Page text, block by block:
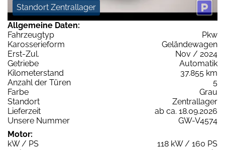
Standort Zentrallager
Allgemeine Daten:
Fahrzeugtyp
Pkw
Karosserieform
Geländewagen
Erst-Zul.
Nov / 2024
Getriebe
Automatik
Kilometerstand
37.855 km
Anzahl der Türen
5
Farbe
Grau
Standort
Zentrallager
Lieferzeit
ab ca. 18.09.2026
Unsere Nummer
GW-V4574
Motor:
kW / PS
118 kW / 160 PS